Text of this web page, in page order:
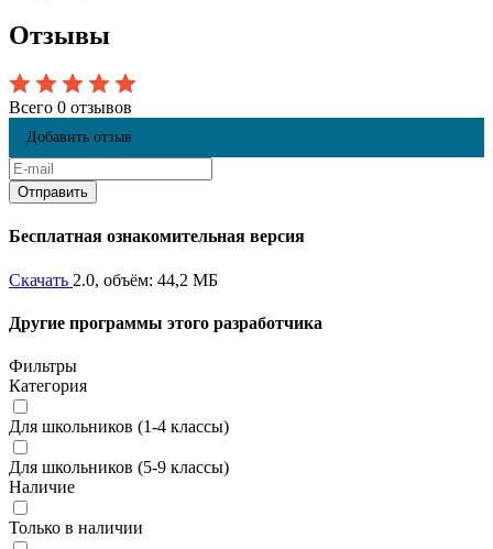
Отзывы
Всего 0 отзывов
Добавить отзыв
Бесплатная ознакомительная версия
Скачать 2.0, объём: 44,2 МБ
Другие программы этого разработчика
Фильтры
Категория
Для школьников (1-4 классы)
Для школьников (5-9 классы)
Наличие
Только в наличии